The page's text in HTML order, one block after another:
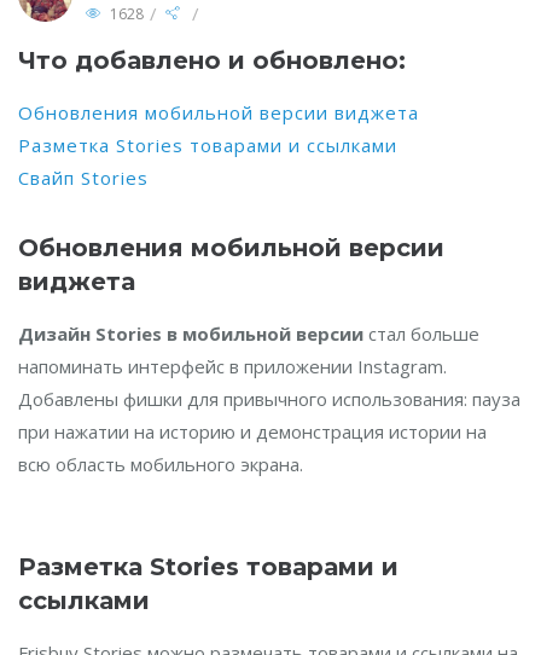
1628 / /
Что добавлено и обновлено:
Обновления мобильной версии виджета
Разметка Stories товарами и ссылками
Свайп Stories
Обновления мобильной версии
виджета
Дизайн Stories в мобильной версии стал больше
напоминать интерфейс в приложении Instagram.
Добавлены фишки для привычного использования: пауза
при нажатии на историю и демонстрация истории на
всю область мобильного экрана.
Разметка Stories товарами и
ссылками